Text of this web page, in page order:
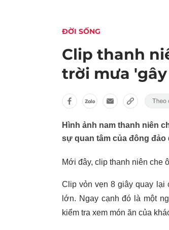
ĐỜI SỐNG
Clip thanh
trời mưa
Hình ảnh nam thanh niên
sự quan tâm của đông
Mới đây, clip thanh niên che
Clip vỏn vẹn 8 giây quay lại
lớn. Ngay cạnh đó là một
kiểm tra xem món ăn của